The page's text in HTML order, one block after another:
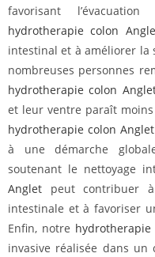
favorisant
hydrotherapie colon
intestinal et à améliorer la
nombreuses personnes
hydrotherapie colon
et leur ventre paraît
hydrotherapie colon Anglet
à une démarche
soutenant le nettoyage
Anglet peut contribuer
intestinale et à favoriser
Enfin, notre
invasive réalisée dans un